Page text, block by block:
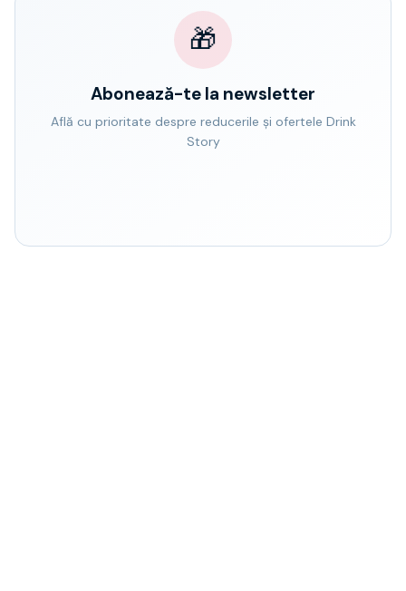
🎁
Abonează-te la newsletter
Află cu prioritate despre reducerile și ofertele Drink
Story